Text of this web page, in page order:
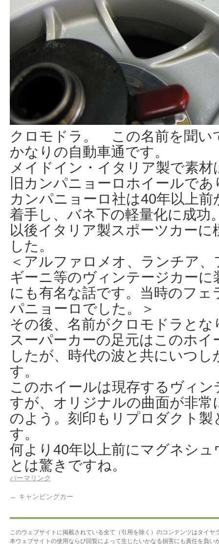
クロモドラ。 この名前を聞い
かなりの自動車通です。
メイドイン・イタリア製で素
旧カンパニョーロホイールで
カンパニョーロ社は40年以上
着手し、バネ下の軽量化に成功
以後イタリア製スポーツカー
した。
＜アルファロメオ、ランチア
ギーニ等のヴィンテージカー
にも有名な話です。当時のフ
パニョーロでした。＞
その後、名前がクロモドラとな
スーパーカーの足元はこのホ
したが、時代の波と共にいつ
す。
このホイールは現存するヴィ
すが、オリジナルの曲面が非常
のよう。刻印もリプロダクト
す。
何より40年以上前にマグネシ
とは驚きですね。
パーマリンク
← キャンピングカー
このウェブサイトに掲載されている全て（引用を除く）のコンテンツはタイヤ
本ウェブサイトの使用ならび回覧によって生じたいかなる損害にも責任を負い